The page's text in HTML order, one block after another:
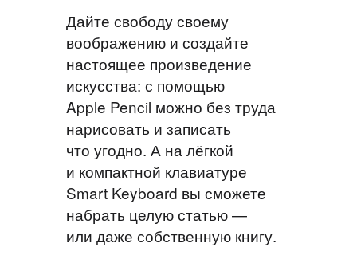
Дайте свободу своему
воображению и создайте
настоящее произведение
искусства: с помощью
Apple Pencil можно без труда
нарисовать и записать
что угодно. А на лёгкой
и компактной клавиатуре
Smart Keyboard вы сможете
набрать целую статью —
или даже собственную книгу.